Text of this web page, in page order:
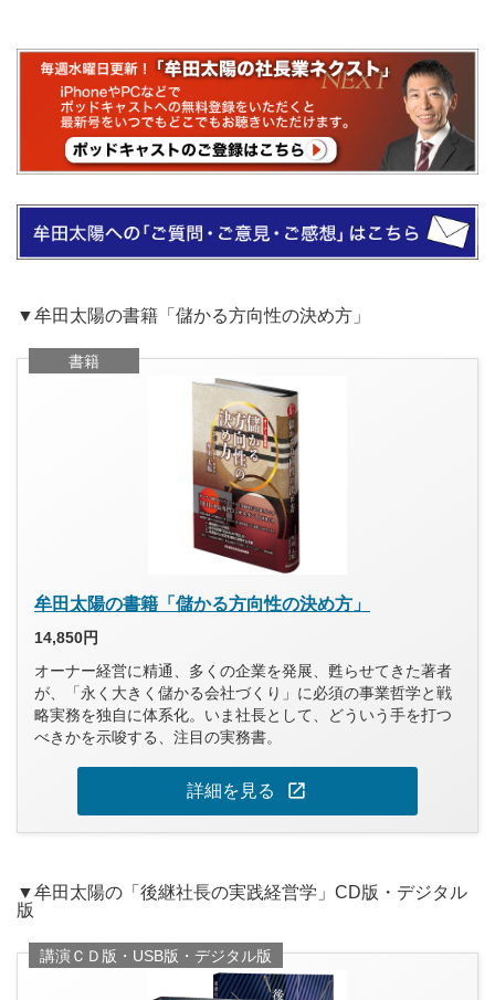
▼牟田太陽の書籍「儲かる方向性の決め方」
書籍
牟田太陽の書籍「儲かる方向性の決め方」
14,850円
オーナー経営に精通、多くの企業を発展、甦らせてきた著者
が、「永く大きく儲かる会社づくり」に必須の事業哲学と戦
略実務を独自に体系化。いま社長として、どういう手を打つ
べきかを示唆する、注目の実務書。
詳細を見る open_in_new
▼牟田太陽の「後継社長の実践経営学」CD版・デジタル
版
講演ＣＤ版・USB版・デジタル版